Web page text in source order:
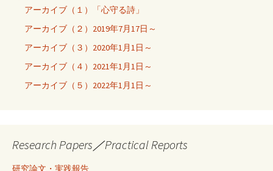
アーカイブ（１）「心守る詩」
アーカイブ（２）2019年7月17日～
アーカイブ（３）2020年1月1日～
アーカイブ（４）2021年1月1日～
アーカイブ（５）2022年1月1日～
Research Papers／Practical Reports
研究論文・実践報告